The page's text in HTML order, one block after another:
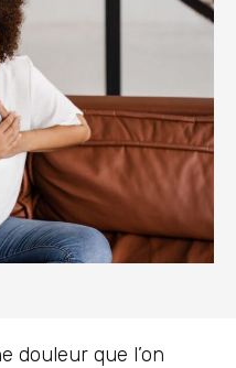
douleur que l’on